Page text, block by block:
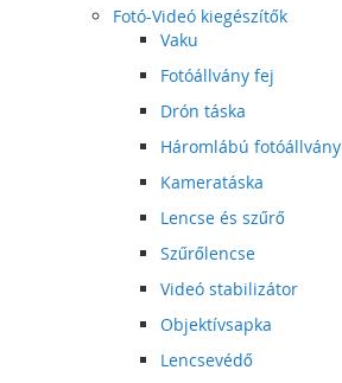
Fotó-Videó kiegészítők
Vaku
Fotóállvány fej
Drón táska
Háromlábú fotóállvány
Kameratáska
Lencse és szűrő
Szűrőlencse
Videó stabilizátor
Objektívsapka
Lencsevédő